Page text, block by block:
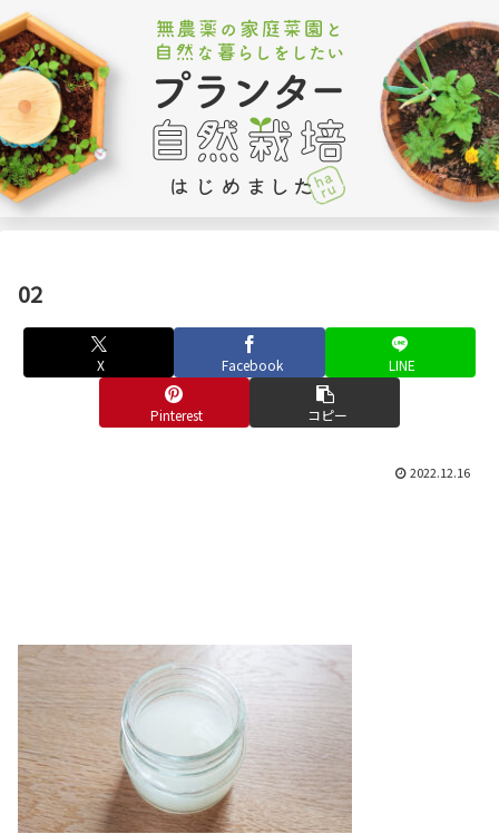
02
X Facebook LINE
Pinterest コピー
2022.12.16